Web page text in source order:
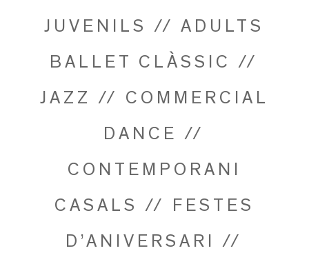
JUVENILS // ADULTS
BALLET CLÀSSIC //
JAZZ // COMMERCIAL
DANCE //
CONTEMPORANI
CASALS // FESTES
D’ANIVERSARI //